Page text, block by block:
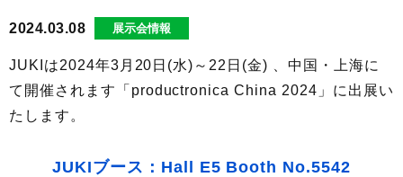
2024.03.08 展示会情報
JUKIは2024年3月20日(水)～22日(金) 、中国・上海に
て開催されます「productronica China 2024」に出展い
たします。
JUKIブース：Hall E5 Booth No.5542